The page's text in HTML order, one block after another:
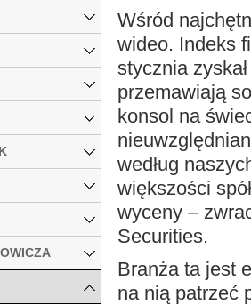
Wśród
wideo. Indeks
stycznia
przemawiają
konsol na
według
większości
wyceny –
Securities.
Branża ta jest
na nią patrzeć